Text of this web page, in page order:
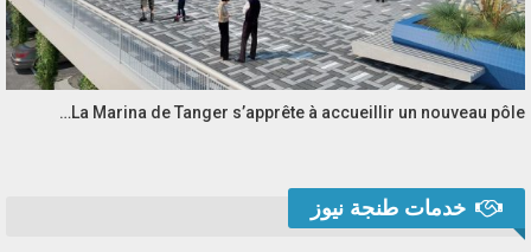
La Marina de Tanger s’apprête à accueillir un nouveau pôle…
خدمات طنجة نيوز